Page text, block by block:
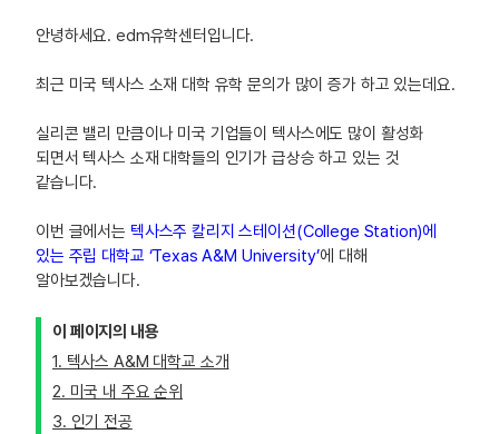
안녕하세요. edm유학센터입니다.
최근 미국 텍사스 소재 대학 유학 문의가 많이 증가 하고 있는데요.
실리콘 밸리 만큼이나 미국 기업들이 텍사스에도 많이 활성화
되면서 텍사스 소재 대학들의 인기가 급상승 하고 있는 것
같습니다.
이번 글에서는 텍사스주 칼리지 스테이션(College Station)에
있는 주립 대학교 ‘Texas A&M University’에 대해
알아보겠습니다.
이 페이지의 내용
1. 텍사스 A&M 대학교 소개
2. 미국 내 주요 순위
3. 인기 전공